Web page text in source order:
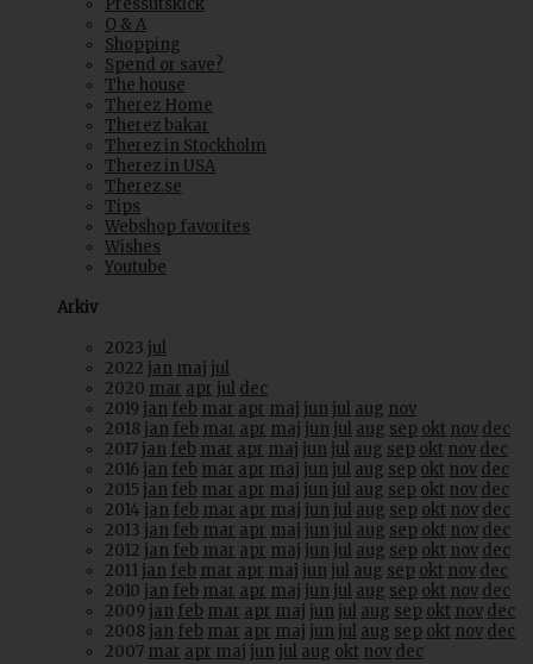
Q & A
Shopping
Spend or save?
The house
Therez Home
Therez bakar
Therez in Stockholm
Therez in USA
Therez.se
Tips
Webshop favorites
Wishes
Youtube
Arkiv
2023 jul
2022 jan maj jul
2020 mar apr jul dec
2019 jan feb mar apr maj jun jul aug nov
2018 jan feb mar apr maj jun jul aug sep okt nov dec
2017 jan feb mar apr maj jun jul aug sep okt nov dec
2016 jan feb mar apr maj jun jul aug sep okt nov dec
2015 jan feb mar apr maj jun jul aug sep okt nov dec
2014 jan feb mar apr maj jun jul aug sep okt nov dec
2013 jan feb mar apr maj jun jul aug sep okt nov dec
2012 jan feb mar apr maj jun jul aug sep okt nov dec
2011 jan feb mar apr maj jun jul aug sep okt nov dec
2010 jan feb mar apr maj jun jul aug sep okt nov dec
2009 jan feb mar apr maj jun jul aug sep okt nov dec
2008 jan feb mar apr maj jun jul aug sep okt nov dec
2007 mar apr maj jun jul aug okt nov dec